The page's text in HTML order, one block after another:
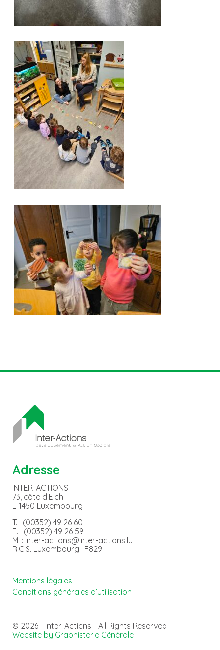
Adresse
INTER-ACTIONS
73, côte d’Eich
L-1450 Luxembourg
T. : (00352) 49 26 60
F. : (00352) 49 26 59
M. : inter-actions@inter-actions.lu
R.C.S. Luxembourg : F829
Mentions légales
Conditions générales d’utilisation
© 2026 - Inter-Actions - All Rights Reserved
Website by Graphisterie Générale